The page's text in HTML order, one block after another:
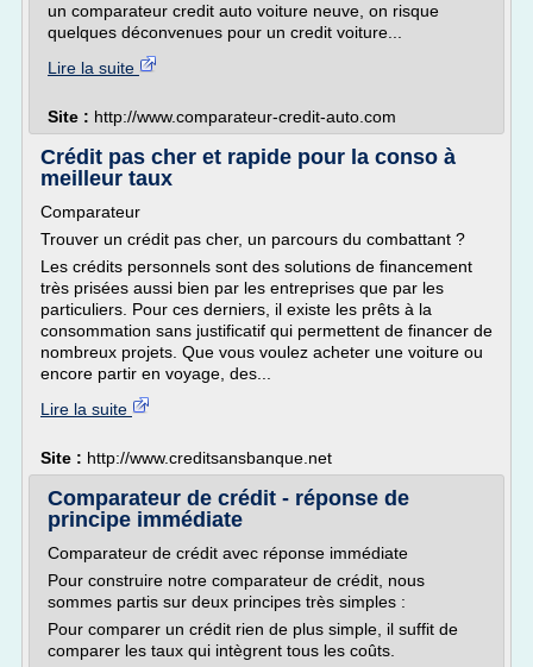
un comparateur credit auto voiture neuve, on risque
quelques déconvenues pour un credit voiture...
Lire la suite
Site : http://www.comparateur-credit-auto.com
Crédit pas cher et rapide pour la conso à
meilleur taux
Comparateur
Trouver un crédit pas cher, un parcours du combattant ?
Les crédits personnels sont des solutions de financement
très prisées aussi bien par les entreprises que par les
particuliers. Pour ces derniers, il existe les prêts à la
consommation sans justificatif qui permettent de financer de
nombreux projets. Que vous voulez acheter une voiture ou
encore partir en voyage, des...
Lire la suite
Site : http://www.creditsansbanque.net
Comparateur de crédit - réponse de
principe immédiate
Comparateur de crédit avec réponse immédiate
Pour construire notre comparateur de crédit, nous
sommes partis sur deux principes très simples :
Pour comparer un crédit rien de plus simple, il suffit de
comparer les taux qui intègrent tous les coûts.